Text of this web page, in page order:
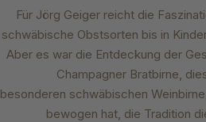
Für Jörg Geiger reicht die
schwäbische Obstsorten bis in
Aber es war die Entdeckung der
Champagner Bratbirne,
besonderen schwäbischen
bewogen hat, die Tradition